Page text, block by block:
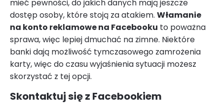
mieć pewności, do jakich danych mają jeszcze
dostęp osoby, które stoją za atakiem. Włamanie
na konto reklamowe na Facebooku to poważna
sprawa, więc lepiej dmuchać na zimne. Niektóre
banki dają możliwość tymczasowego zamrożenia
karty, więc do czasu wyjaśnienia sytuacji możesz
skorzystać z tej opcji.
Skontaktuj się z Facebookiem